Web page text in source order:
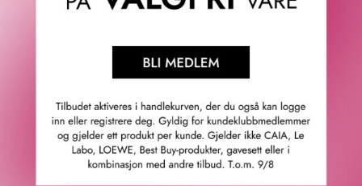
hypoallergene formula gir skånsom pleie, selv for sensitiv
plantekollagen for å forbedre elastisitet og glatthet,
mineraler og antioksidanter. Huden din vil føles smidig,
strålende og dypt fuktet.
GTIN: 8809328327552